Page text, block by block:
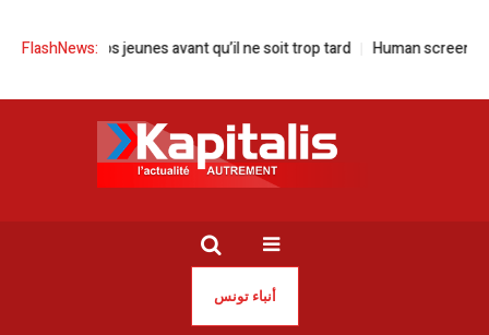
FlashNews:
nos jeunes avant qu’il ne soit trop tard Human screen
أنباء تونس